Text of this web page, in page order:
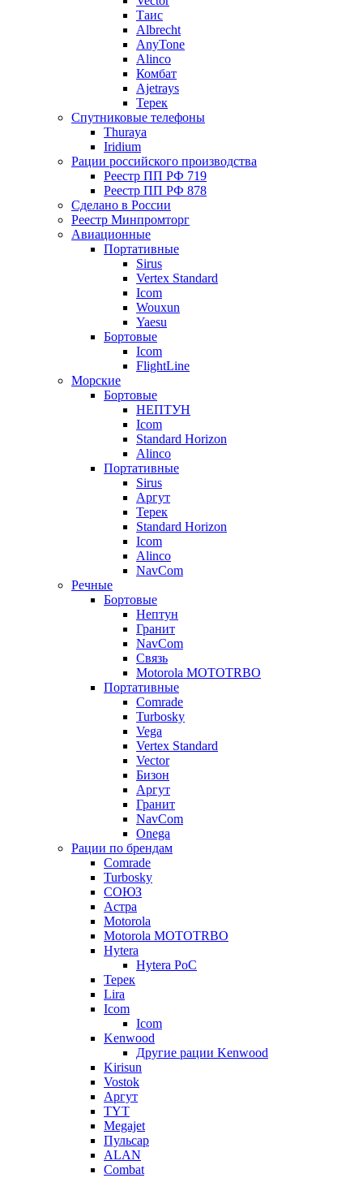
Таис
Albrecht
AnyTone
Alinco
Комбат
Ajetrays
Терек
Спутниковые телефоны
Thuraya
Iridium
Рации российского производства
Реестр ПП РФ 719
Реестр ПП РФ 878
Сделано в России
Реестр Минпромторг
Авиационные
Портативные
Sirus
Vertex Standard
Icom
Wouxun
Yaesu
Бортовые
Icom
FlightLine
Морские
Бортовые
НЕПТУН
Icom
Standard Horizon
Alinco
Портативные
Sirus
Аргут
Терек
Standard Horizon
Icom
Alinco
NavCom
Речные
Бортовые
Нептун
Гранит
NavCom
Связь
Motorola MOTOTRBO
Портативные
Comrade
Turbosky
Vega
Vertex Standard
Vector
Бизон
Аргут
Гранит
NavCom
Onega
Рации по брендам
Comrade
Turbosky
СОЮЗ
Астра
Motorola
Motorola MOTOTRBO
Hytera
Hytera PoC
Терек
Lira
Icom
Icom
Kenwood
Другие рации Kenwood
Kirisun
Vostok
Аргут
TYT
Megajet
Пульсар
ALAN
Combat